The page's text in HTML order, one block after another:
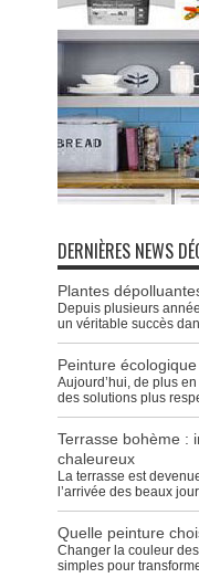
DERNIÈRES NEWS
Plantes
Depuis plusieurs
un véritable succès
Peinture
Aujourd’hui, de plus
des solutions plus
Terrasse bohème :
chaleureux
La terrasse est
l’arrivée des beaux
Quelle peinture
Changer la couleur
simples pour